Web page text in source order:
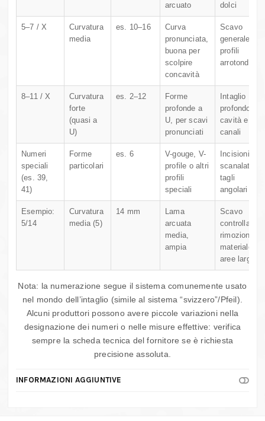
arcuato dolci
5–7 / X
Curvatura
media
es. 10–16
Curva
pronunciata,
buona per
scolpire
concavità
Scavo
generale,
profili
arrotondati
8–11 / X
Curvatura
forte
(quasi a
U)
es. 2–12
Forme
profonde a
U, per scavi
pronunciati
Intaglio
profondo,
cavità e
canali
Numeri
speciali
(es. 39,
41)
Forme
particolari
es. 6
V-gouge, V-
profile o altri
profili
speciali
Incisioni,
scanalature,
tagli
angolari
Esempio:
5/14
Curvatura
media (5)
14 mm
Lama
arcuata
media,
ampia
Scavo
controllato e
rimozione
materiale su
aree larghe
Nota: la numerazione segue il sistema comunemente usato
nel mondo dell’intaglio (simile al sistema “svizzero”/Pfeil).
Alcuni produttori possono avere piccole variazioni nella
designazione dei numeri o nelle misure effettive: verifica
sempre la scheda tecnica del fornitore se è richiesta
precisione assoluta.
INFORMAZIONI AGGIUNTIVE